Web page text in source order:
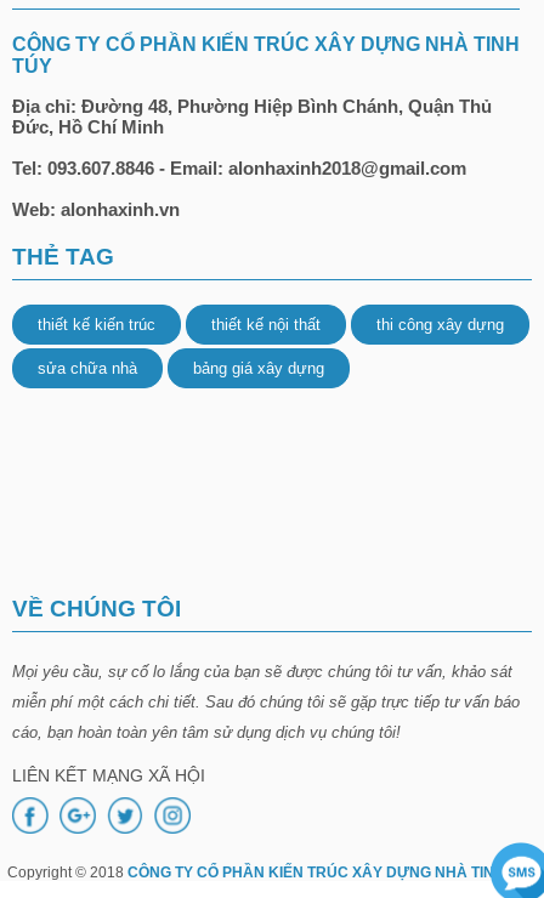
CÔNG TY CỔ PHẦN KIẾN TRÚC XÂY DỰNG NHÀ TINH
TÚY
Địa chỉ: Đường 48, Phường Hiệp Bình Chánh, Quận Thủ
Đức, Hồ Chí Minh
Tel: 093.607.8846 - Email: alonhaxinh2018@gmail.com
Web: alonhaxinh.vn
THẺ TAG
thiết kế kiến trúc thiết kế nội thất thi công xây dựng
sửa chữa nhà bảng giá xây dựng
VỀ CHÚNG TÔI
Mọi yêu cầu, sự cố lo lắng của bạn sẽ được chúng tôi tư vấn, khảo sát
miễn phí một cách chi tiết. Sau đó chúng tôi sẽ gặp trực tiếp tư vấn báo
cáo, bạn hoàn toàn yên tâm sử dụng dịch vụ chúng tôi!
LIÊN KẾT MẠNG XÃ HỘI
Copyright © 2018 CÔNG TY CỔ PHẦN KIẾN TRÚC XÂY DỰNG NHÀ TINH TÚY